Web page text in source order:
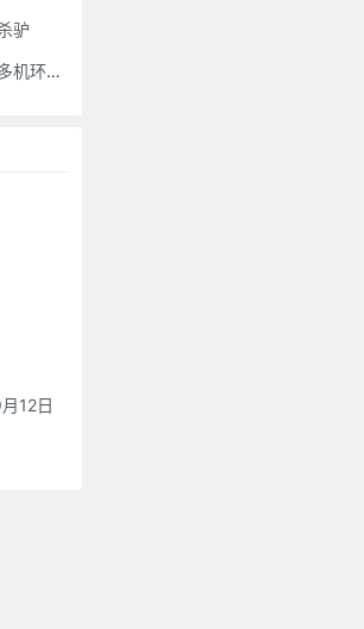
驴
备份权限问题
12日